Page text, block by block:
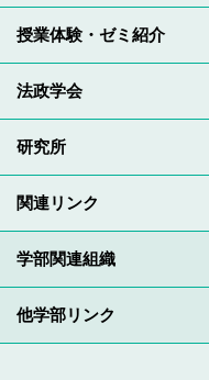
学部関連組織
他学部リンク
授業体験・ゼミ紹介
法政学会
研究所
関連リンク